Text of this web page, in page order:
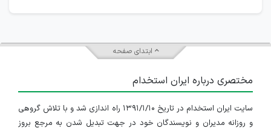
ابتدای صفحه
مختصری درباره ایران استخدام
سایت ایران استخدام در تاریخ ۱۳۹۱/۱/۱۰ راه اندازی شد و با تلاش گروهی
و روزانه مدیران و نویسندگان خود در جهت تبدیل شدن به مرجع بروز